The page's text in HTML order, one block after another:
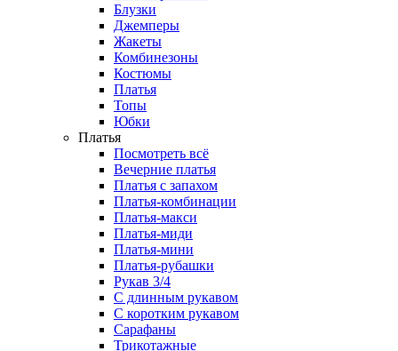
Блузки
Джемперы
Жакеты
Комбинезоны
Костюмы
Платья
Топы
Юбки
Платья
Посмотреть всё
Вечерние платья
Платья с запахом
Платья-комбинации
Платья-макси
Платья-миди
Платья-мини
Платья-рубашки
Рукав 3/4
С длинным рукавом
С коротким рукавом
Сарафаны
Трикотажные